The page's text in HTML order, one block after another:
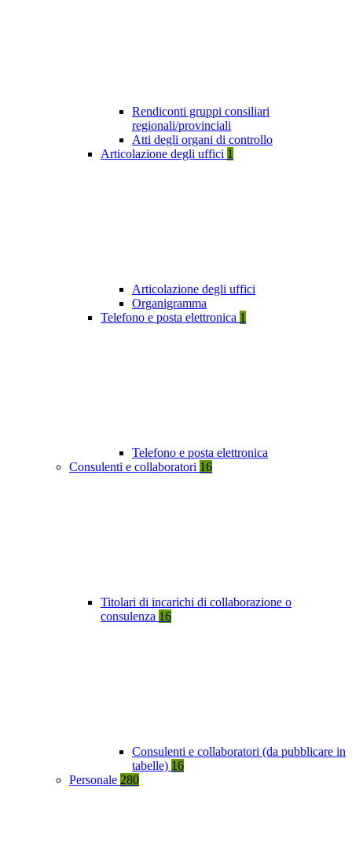
Rendiconti gruppi consiliari
regionali/provinciali
Atti degli organi di controllo
Articolazione degli uffici 1
Articolazione degli uffici
Organigramma
Telefono e posta elettronica 1
Telefono e posta elettronica
Consulenti e collaboratori 16
Titolari di incarichi di collaborazione o
consulenza 16
Consulenti e collaboratori (da pubblicare in
tabelle) 16
Personale 280